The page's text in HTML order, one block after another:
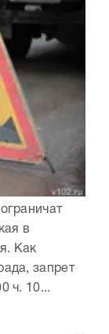
в
Как
запрет
ч. 10...